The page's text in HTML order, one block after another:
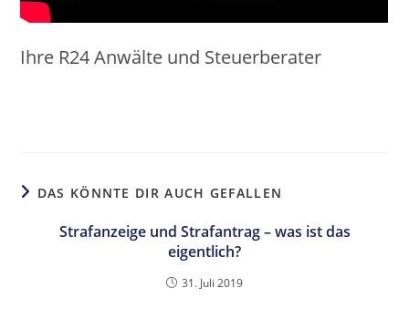
Ihre R24 Anwälte und Steuerberater
DAS KÖNNTE DIR AUCH GEFALLEN
Strafanzeige und Strafantrag – was ist das
eigentlich?
31. Juli 2019